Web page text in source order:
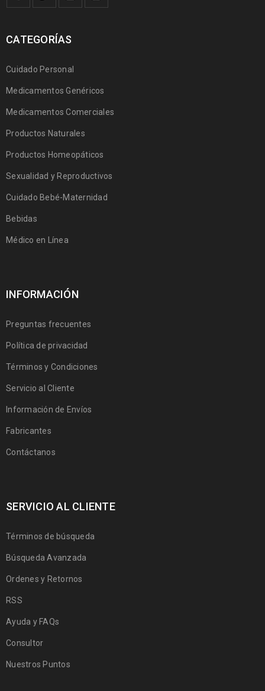
CATEGORÍAS
Cuidado Personal
Medicamentos Genéricos
Medicamentos Comerciales
Productos Naturales
Productos Homeopáticos
Sexualidad y Reproductivos
Cuidado Bebé-Maternidad
Bebidas
Médico en Línea
INFORMACIÓN
Preguntas frecuentes
Política de privacidad
Términos y Condiciones
Servicio al Cliente
Información de Envíos
Fabricantes
Contáctanos
SERVICIO AL CLIENTE
Términos de búsqueda
Búsqueda Avanzada
Ordenes y Retornos
RSS
Ayuda y FAQs
Consultor
Nuestros Puntos